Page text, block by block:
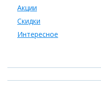
Акции
Скидки
Интересное